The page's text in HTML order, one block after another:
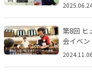
第8回 ヒ
会イベ
2024.11.06